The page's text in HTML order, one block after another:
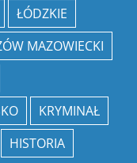
ŁÓDZKIE
MAZOWIECKI
KRYMINAŁ
HISTORIA